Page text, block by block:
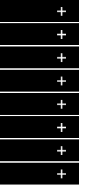
別価格
除く)
)